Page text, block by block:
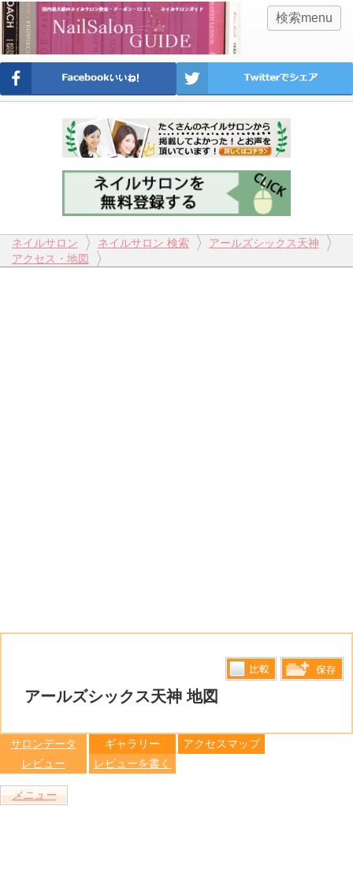
検索menu
ネイルサロン ネイルサロン 検索
アールズシックス天神
アクセス・地図
アールズシックス天神 地図
サロンデータ ギャラリー
アクセスマップ
レビュー
レビューを書く
メニュー